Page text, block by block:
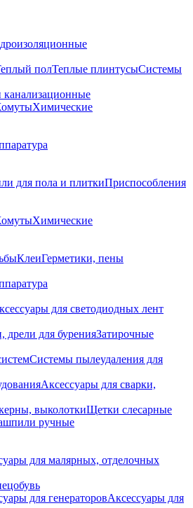
полТеплые плинтусыСистемы
Химические
для пола и плиткиПриспособления
Химические
КлеиГерметики, пены
для светодиодных лент
дрели для буренияЗатирочные
Системы пылеудаления для
Аксессуары для сварки,
выколоткиЩетки слесарные
ручные
для малярных, отделочных
для генераторовАксессуары для